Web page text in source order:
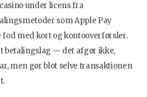
under licens fra
som Apple Pay
med kort og kontooverførsler.
betalingslag — det afgør ikke,
men gør blot selve transaktionen